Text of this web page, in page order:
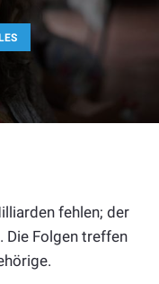
fehlen; der
Die Folgen treffen